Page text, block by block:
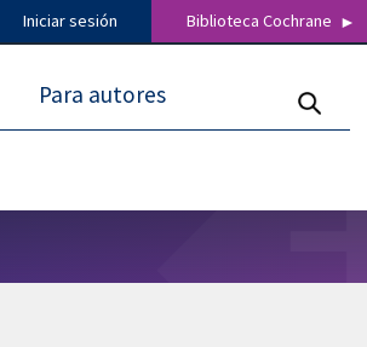
Iniciar sesión Biblioteca Cochrane
Para autores